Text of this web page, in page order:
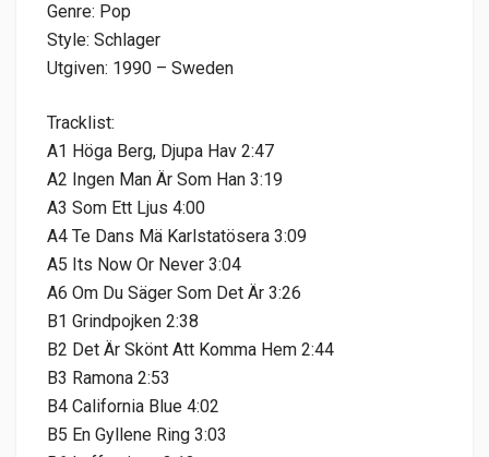
Genre: Pop
Style: Schlager
Utgiven: 1990 – Sweden
Tracklist:
A1 Höga Berg, Djupa Hav 2:47
A2 Ingen Man Är Som Han 3:19
A3 Som Ett Ljus 4:00
A4 Te Dans Mä Karlstatösera 3:09
A5 Its Now Or Never 3:04
A6 Om Du Säger Som Det Är 3:26
B1 Grindpojken 2:38
B2 Det Är Skönt Att Komma Hem 2:44
B3 Ramona 2:53
B4 California Blue 4:02
B5 En Gyllene Ring 3:03